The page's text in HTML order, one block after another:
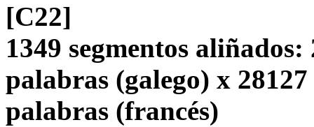
[C22]
1349 segmentos
palabras (galego) x
palabras (francés)